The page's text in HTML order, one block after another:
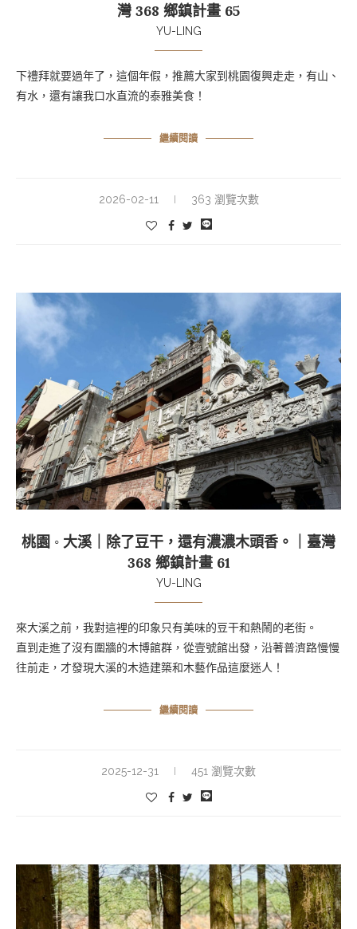
灣 368 鄉鎮計畫 65
YU-LING
下禮拜就要過年了，這個年假，推薦大家到桃園復興走走，有山、
有水，還有讓我口水直流的泰雅美食！
繼續閱讀
2026-02-11 363 瀏覽次數
桃園 ◦ 大溪｜除了豆干，還有濃濃木頭香。｜臺灣
368 鄉鎮計畫 61
YU-LING
來大溪之前，我對這裡的印象只有美味的豆干和熱鬧的老街。
直到走進了沒有圍牆的木博館群，從壹號館出發，沿著普濟路慢慢
往前走，才發現大溪的木造建築和木藝作品這麼迷人！
繼續閱讀
2025-12-31 451 瀏覽次數